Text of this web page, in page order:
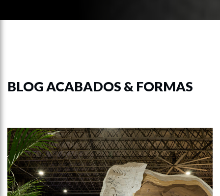
BLOG ACABADOS & FORMAS